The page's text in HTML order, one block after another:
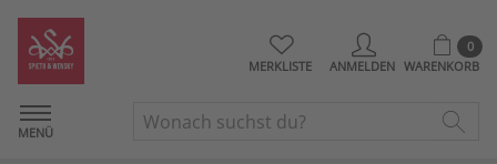
MERKLISTE ANMELDEN
0
WARENKORB
MENÜ